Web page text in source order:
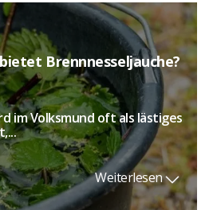
Brennnesseljauche?
im Volksmund oft als lästiges
Weiterlesen